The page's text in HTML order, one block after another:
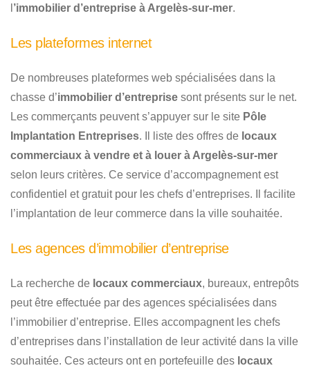
’immobilier d’entreprise à Argelès-sur-mer.
Les plateformes internet
De nombreuses plateformes web spécialisées dans la
chasse d’immobilier d’entreprise sont présents sur le net.
Les commerçants peuvent s’appuyer sur le site Pôle
Implantation Entreprises. Il liste des offres de locaux
commerciaux à vendre et à louer à Argelès-sur-mer
selon leurs critères. Ce service d’accompagnement est
confidentiel et gratuit pour les chefs d’entreprises. Il facilite
l’implantation de leur commerce dans la ville souhaitée.
Les agences d’immobilier d’entreprise
La recherche de locaux commerciaux, bureaux, entrepôts
peut être effectuée par des agences spécialisées dans
l’immobilier d’entreprise. Elles accompagnent les chefs
d’entreprises dans l’installation de leur activité dans la ville
souhaitée. Ces acteurs ont en portefeuille des locaux